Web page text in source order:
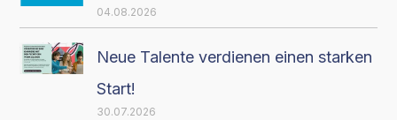
04.08.2026
Neue Talente verdienen einen starken
Start!
30.07.2026